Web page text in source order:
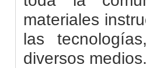
materiales
las
diversos medios.